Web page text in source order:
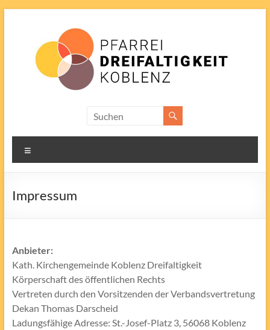
Dreifaltigkeit
Impressum
Anbieter:
Kath. Kirchengemeinde Koblenz Dreifaltigkeit
Körperschaft des öffentlichen Rechts
Vertreten durch den Vorsitzenden der Verbandsvertretung
Dekan Thomas Darscheid
Ladungsfähige Adresse: St.-Josef-Platz 3, 56068 Koblenz